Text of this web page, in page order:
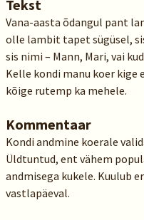
Tekst
Vana-aasta õdangul pant
olle lambit tapet sügüsel,
sis nimi – Mann, Mari, vai
Kelle kondi manu koer kige
kõige rutemp ka mehele.
Kommentaar
Kondi andmine koerale
Üldtuntud, ent vähem
andmisega kukele. Kuulub
vastlapäeval.